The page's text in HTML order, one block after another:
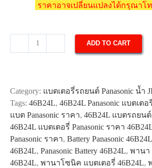
ราคาอาจเปลี่ยนแปลงได้กรุณาโ
quantity
ADD TO CART
Category: แบตเตอรี่รถยนต์ Panasonic น้ำ
Tags: 46B24L, 46B24L Panasonic แบตเต
แบต Panasonic ราคา, 46B24L แบตรถยนต์
46B24L แบตเตอรี่ Panasonic ราคา
Panasonic ราคา, Battery Panasonic 46B24L
46B24L, Panasonic Battery 46B24L, พานา
46B24L, พานาโซนิค แบตเตอรี่ 46B24L,